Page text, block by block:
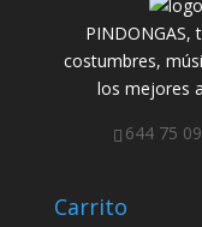
PINDONGAS,
costumbres,
los mejores
644 75
Carrito